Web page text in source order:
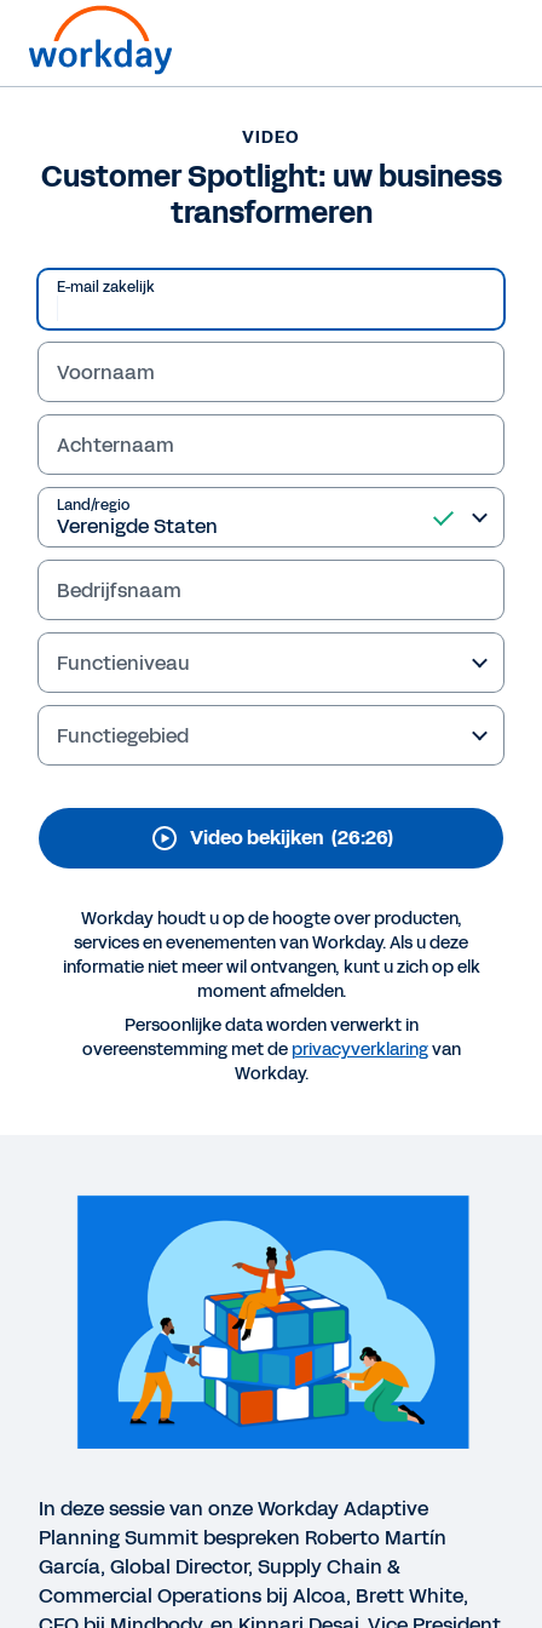
VIDEO
Customer Spotlight: uw
business transformeren
Bekijk in deze sessie hoe het
planningslandschap in de afgelopen 20 jaar is
veranderd. Ontdek hoe Mindbody en Alcoa
strategischer te werk gaan en beter
samenwerken – en hoe u hetzelfde kunt doen.
Meer resources
26:26
UITGEBREIDE DEMO
Adaptive Insights Business Planning Cloud
WHITEPAPER
Whitepaper over digitale acceleratie
DATASHEET
Workday Adaptive Planning
VIDEO
Customer Spotlight: uw business
transformeren
E-mail zakelijk
Voornaam
Achternaam
Land/regio
Bedrijfsnaam
Functieniveau
Functiegebied
Video bekijken (26:26)
Workday houdt u op de hoogte over producten,
services en evenementen van Workday. Als u deze
informatie niet meer wil ontvangen, kunt u zich op elk
moment afmelden.
Persoonlijke data worden verwerkt in
overeenstemming met de privacyverklaringvan
Workday.
In deze sessie van onze Workday Adaptive
Planning Summit bespreken Roberto Martín
García, Global Director, Supply Chain &
Commercial Operations bij Alcoa, Brett White,